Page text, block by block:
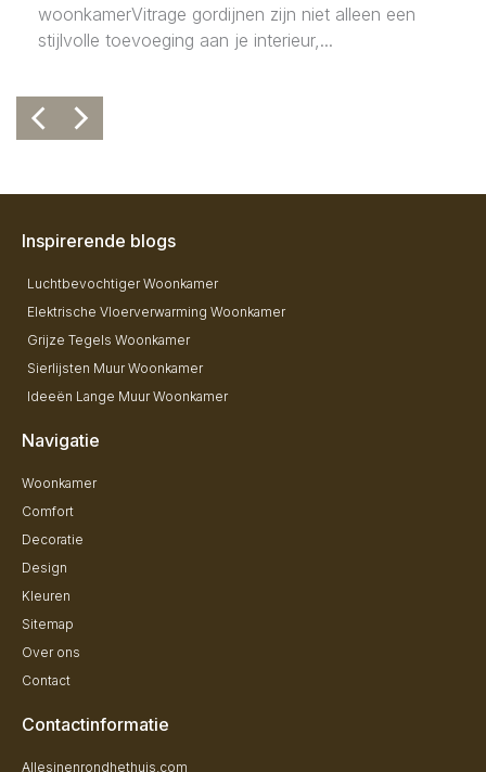
woonkamerVitrage gordijnen zijn niet alleen een
stijlvolle toevoeging aan je interieur,...
Inspirerende blogs
Luchtbevochtiger Woonkamer
Elektrische Vloerverwarming Woonkamer
Grijze Tegels Woonkamer
Sierlijsten Muur Woonkamer
Ideeën Lange Muur Woonkamer
Navigatie
Woonkamer
Comfort
Decoratie
Design
Kleuren
Sitemap
Over ons
Contact
Contactinformatie
Allesinenrondhethuis.com